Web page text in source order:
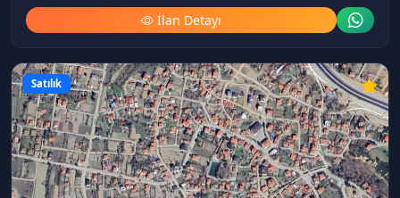
İlan Detayı
Satılık